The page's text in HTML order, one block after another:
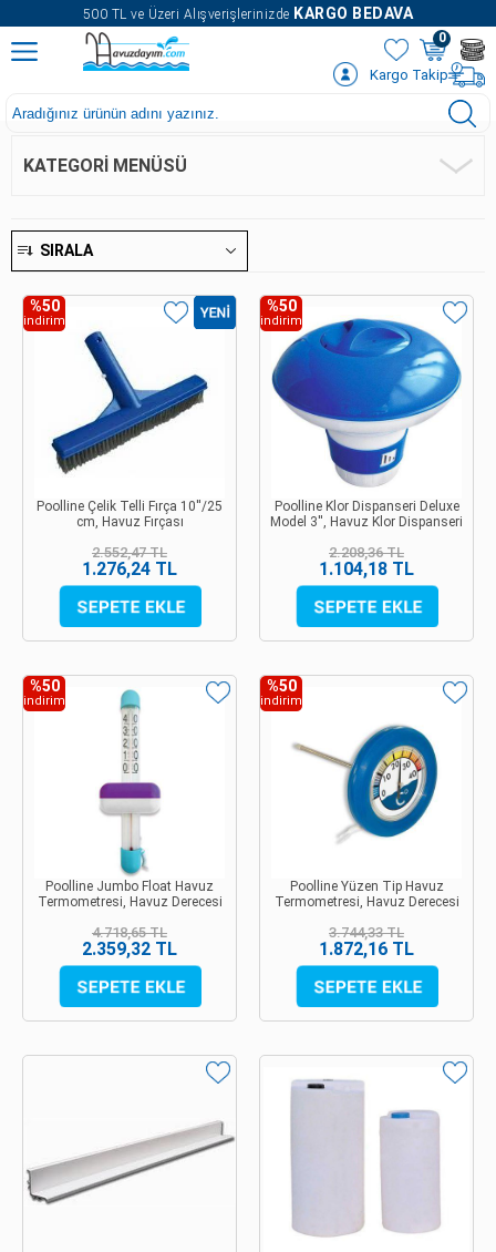
500 TL ve Üzeri Alışverişlerinizde KARGO BEDAVA
0
Kargo Takip
KATEGORI MENÜSÜ
SIRALA
%50
indirim
Poolline Çelik Telli Fırça 10''/25
cm, Havuz Fırçası
2.552,47 TL
1.276,24 TL
%50
indirim
Poolline Klor Dispanseri Deluxe
Model 3'', Havuz Klor Dispanseri
2.208,36 TL
1.104,18 TL
%50
indirim
Poolline Jumbo Float Havuz
Termometresi, Havuz Derecesi
4.718,65 TL
2.359,32 TL
%50
indirim
Poolline Yüzen Tip Havuz
Termometresi, Havuz Derecesi
3.744,33 TL
1.872,16 TL